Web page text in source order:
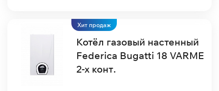
Хит продаж
Котёл газовый настенный
Federica Bugatti 18 VARME
2-х конт.